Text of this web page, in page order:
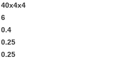
40х4х4
6
0.4
0.25
0.25